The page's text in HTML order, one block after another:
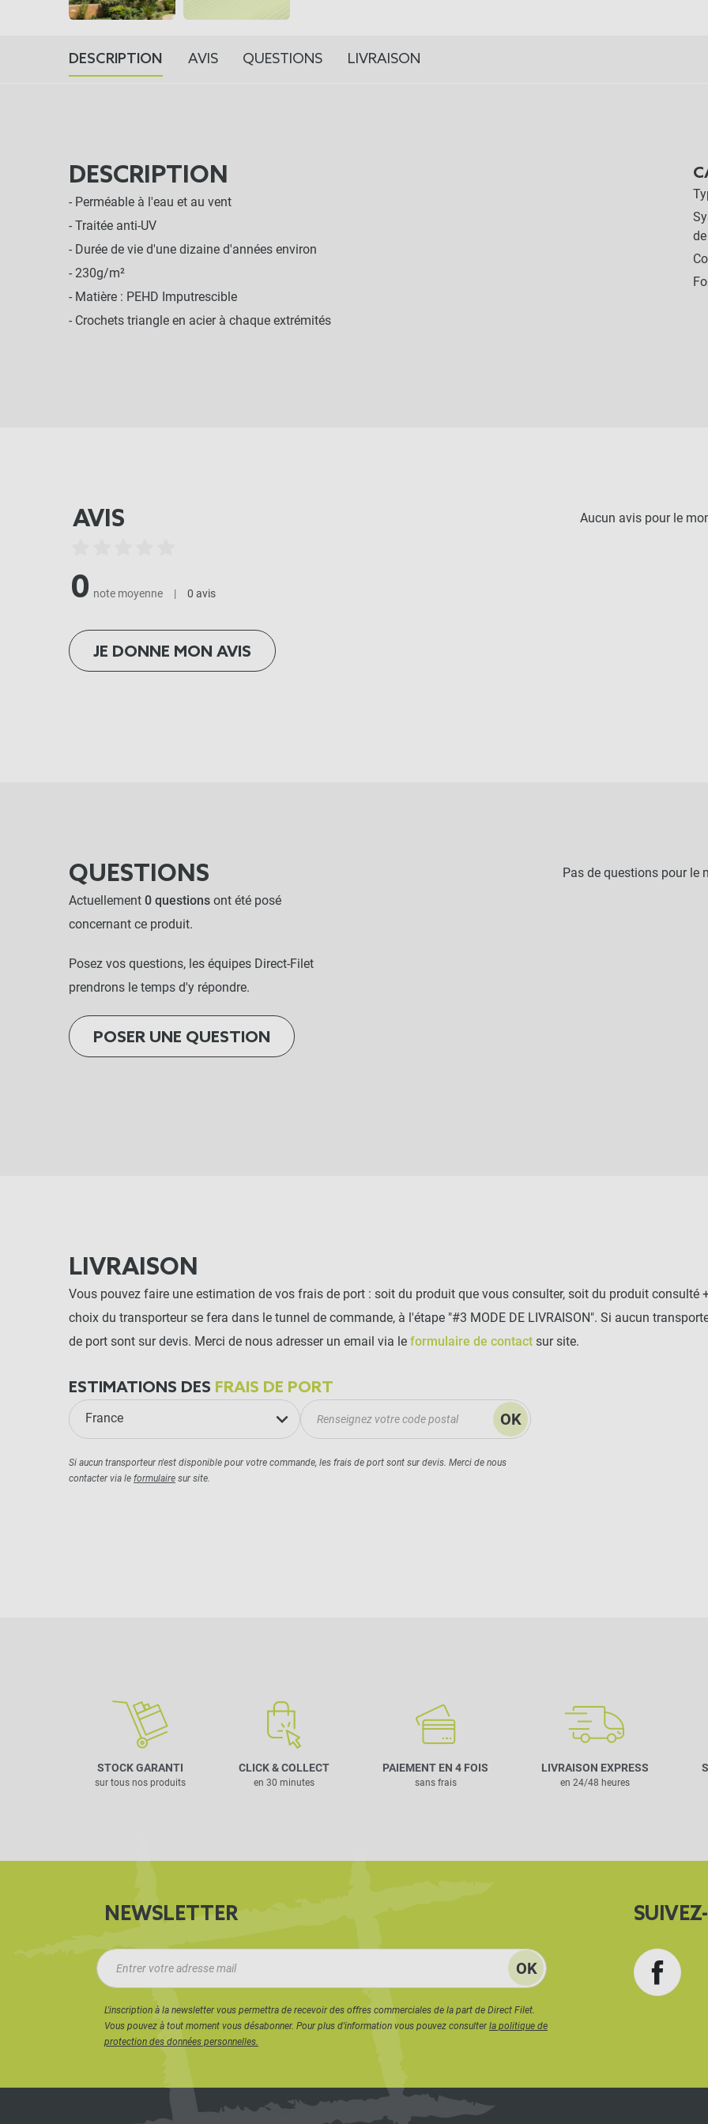
DESCRIPTION AVIS QUESTIONS LIVRAISON
DESCRIPTION
- Perméable à l'eau et au vent
- Traitée anti-UV
- Durée de vie d'une dizaine d'années environ
- 230g/m²
- Matière : PEHD Imputrescible
- Crochets triangle en acier à chaque extrémités
AVIS
0 note moyenne | 0 avis
JE DONNE MON AVIS
Aucun avis pour le
QUESTIONS
Actuellement 0 questions ont été posé
concernant ce produit.
Posez vos questions, les équipes Direct-Filet
prendrons le temps d'y répondre.
POSER UNE QUESTION
Pas de questions pour le
LIVRAISON
Vous pouvez faire une estimation de vos frais de port : soit du produit que vous consulter, soit du produit consulté
choix du transporteur se fera dans le tunnel de commande, à l'étape "#3 MODE DE LIVRAISON". Si aucun
de port sont sur devis. Merci de nous adresser un email via le formulaire de contact sur site.
ESTIMATIONS DES FRAIS DE PORT
France OK
Si aucun transporteur n'est disponible pour votre commande, les frais de port sont sur devis. Merci de nous
contacter via le formulaire sur site.
STOCK GARANTI
sur tous nos produits
CLICK & COLLECT
en 30 minutes
PAIEMENT EN 4 FOIS
sans frais
LIVRAISON EXPRESS
en 24/48 heures
NEWSLETTER
L'inscription à la newsletter vous permettra de recevoir des offres commerciales de la part de Direct Filet.
Vous pouvez à tout moment vous désabonner. Pour plus d'information vous pouvez consulterla politique de
protection des données personnelles.